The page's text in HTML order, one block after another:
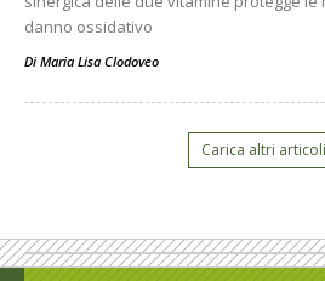
danno ossidativo
Di Maria Lisa Clodoveo
Carica altri articoli